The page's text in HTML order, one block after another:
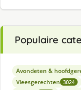
Populaire
Avondeten &
Vleesgerechten 3024